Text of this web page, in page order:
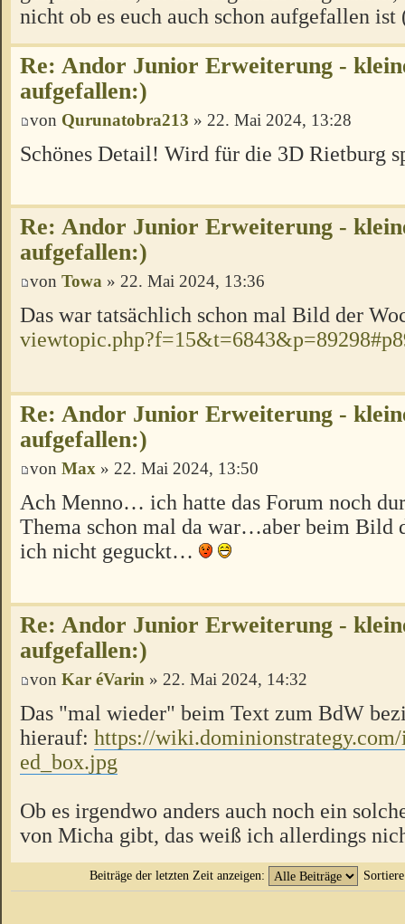
nicht ob es euch auch schon aufgefallen
Re: Andor Junior Erweiterung -
aufgefallen:)
von Qurunatobra213 » 22. Mai 2024, 13:28
Schönes Detail! Wird für die 3D Rietburg
Re: Andor Junior Erweiterung -
aufgefallen:)
von Towa » 22. Mai 2024, 13:36
Das war tatsächlich schon mal Bild der
Re: Andor Junior Erweiterung -
aufgefallen:)
von Max » 22. Mai 2024, 13:50
Ach Menno… ich hatte das Forum noch
Thema schon mal da war…aber beim Bild
ich nicht geguckt…
Re: Andor Junior Erweiterung -
aufgefallen:)
von Kar éVarin » 22. Mai 2024, 14:32
Das "mal wieder" beim Text zum BdW
hierauf: https://
ed_box.jpg
Ob es irgendwo anders auch noch ein
von Micha gibt, das weiß ich allerdings
Beiträge der letzten Zeit anzeigen: